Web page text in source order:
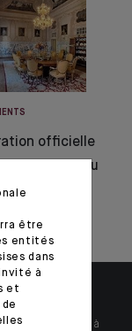
officielle
succursale au
spécifiques à
être
entités
dans
à
et